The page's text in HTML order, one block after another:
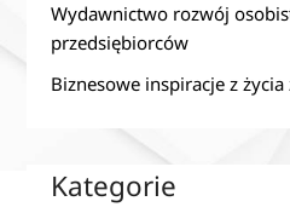
Wydawnictwo rozwój
przedsiębiorców
Biznesowe inspiracje z
Kategorie